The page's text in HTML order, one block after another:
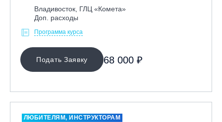
ОЧИСТИТЬ ФИЛЬТР
Владивосток, ГЛЦ «Комета»
Доп. расходы
Программа курса
Подать Заявку 68 000 ₽
ЛЮБИТЕЛЯМ, ИНСТРУКТОРАМ